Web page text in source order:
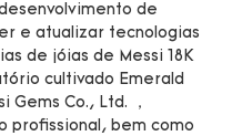
de
e atualizar tecnologias
de jóias de Messi 18K
cultivado Emerald
Gems Co., Ltd. ，
profissional, bem como